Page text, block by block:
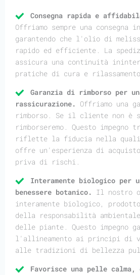
Consegna rapida e
Offriamo sempre una consegna
garantendo che l'olio di
rapido ed efficiente. La
assicura una continuità
pratiche di cura e
Garanzia di rimborso per
rassicurazione. Offriamo una
rimborso. Se il cliente non è
rimborseremo. Questo impegno
riflette la fiducia nella
offre un'esperienza di acquisto
priva di rischi.
Interamente biologico per
benessere botanico. Il nostro
interamente biologico,
della responsabilità
delle piante. Questo impegno
l'allineamento ai principi di
alle tradizioni di bellezza
Favorisce una pelle